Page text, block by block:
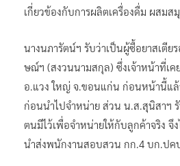
เกี่ยวข้องกับการผลิตเครื่องดื่ม ผสมส
นางนภารัตน์ฯ รับว่าเป็นผู้ซื้อยาสเตีย
ษณ์ฯ (สงวนนามสกุล) ซึ่งเจ้าหน้าที่เค
อ.แวง ใหญ่ จ.ขอนแก่น ก่อนหน้านี้แ
ก่อนนำไปจำหน่าย ส่วน น.ส.สุนิสาฯ
ตนมีไว้เพื่อจำหน่ายให้กับลูกค้าจริง จึ
นำส่งพนักงานสอบสวน กก.4 บก.ปค